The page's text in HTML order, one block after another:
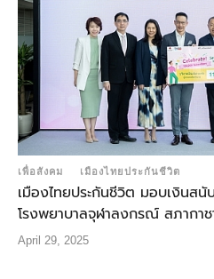
เพื่อสังคม เมืองไทยประกันชีวิต
เมืองไทยประกันชีวิต มอบเงินส
โรงพยาบาลจุฬาลงกรณ์ สภากาช
April 29, 2025